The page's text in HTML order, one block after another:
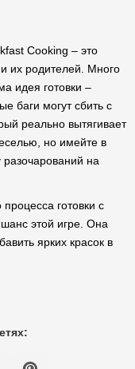
Cooking – это
их родителей. Много
идея готовки –
баги могут сбить с
реально вытягивает
но имейте в
разочарований на
готовки с
этой игре. Она
ярких красок в